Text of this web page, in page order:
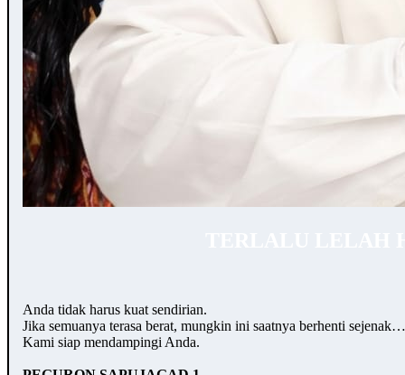
Anda tidak harus kuat sendirian.
Jika semuanya terasa berat, mungkin ini saatnya berhenti
Kami siap mendampingi Anda.